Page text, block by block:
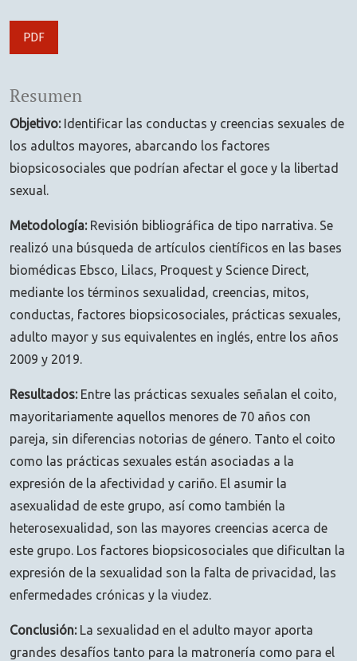
PDF
Resumen
Objetivo:Identificar las conductas y creencias sexuales de
los adultos mayores, abarcando los factores
biopsicosociales que podrían afectar el goce y la libertad
sexual.
Metodología:Revisión bibliográfica de tipo narrativa. Se
realizó una búsqueda de artículos científicos en las bases
biomédicas Ebsco, Lilacs, Proquest y Science Direct,
mediante los términos sexualidad, creencias, mitos,
conductas, factores biopsicosociales, prácticas sexuales,
adulto mayor y sus equivalentes en inglés, entre los años
2009 y 2019.
Resultados:Entre las prácticas sexuales señalan el coito,
mayoritariamente aquellos menores de 70 años con
pareja, sin diferencias notorias de género. Tanto el coito
como las prácticas sexuales están asociadas a la
expresión de la afectividad y cariño. El asumir la
asexualidad de este grupo, así como también la
heterosexualidad, son las mayores creencias acerca de
este grupo. Los factores biopsicosociales que dificultan la
expresión de la sexualidad son la falta de privacidad, las
enfermedades crónicas y la viudez.
Conclusión:La sexualidad en el adulto mayor aporta
grandes desafíos tanto para la matronería como para el